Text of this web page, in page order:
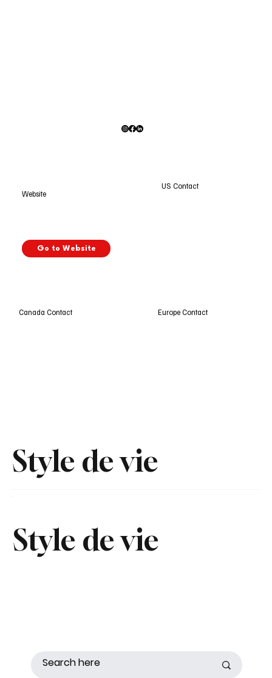
Style de vie
Website
Go to Website
US Contact
Canada Contact Europe Contact
Style de vie